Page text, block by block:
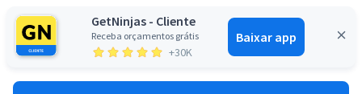
GetNinjas - Cliente
Receba orçamentos grátis
+30K
Baixar app
Entrar